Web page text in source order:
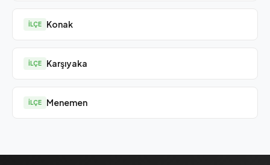
İLÇE Konak
İLÇE Karşıyaka
İLÇE Menemen